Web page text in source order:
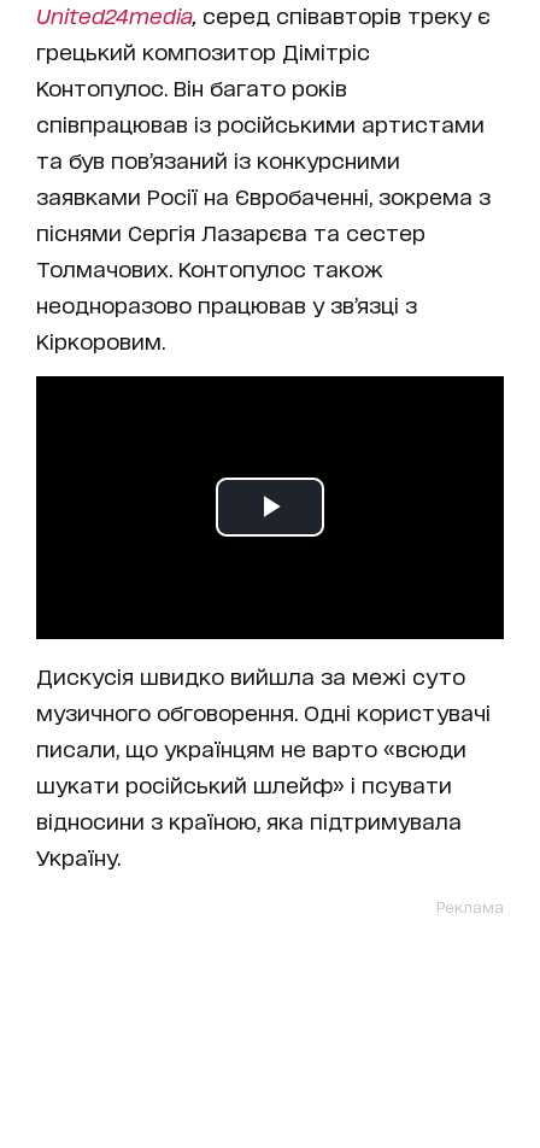
United24media серед співавторів треку є
грецький композитор Дімітріс
Контопулос. Він багато років
співпрацював із російськими артистами
та був пов’язаний із конкурсними
заявками Росії на Євробаченні, зокрема з
піснями Сергія Лазарєва та сестер
Толмачових. Контопулос також
неодноразово працював у зв’язці з
Кіркоровим.
Дискусія швидко вийшла за межі суто
музичного обговорення. Одні користувачі
писали, що українцям не варто «всюди
шукати російський шлейф» і псувати
відносини з країною, яка підтримувала
Україну.
Реклама